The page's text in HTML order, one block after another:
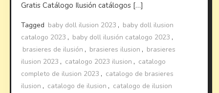
Gratis Catálogo Ilusión catálogos […]
Tagged baby doll ilusion 2023 , baby doll ilusion
catalogo 2023 , baby doll ilusión catalogo 2023 ,
brasieres de ilusión , brasieres ilusion , brasieres
ilusion 2023 , catalogo 2023 ilusion , catalogo
completo de ilusion 2023 , catalogo de brasieres
ilusion , catalogo de ilusion , catalogo de ilusion